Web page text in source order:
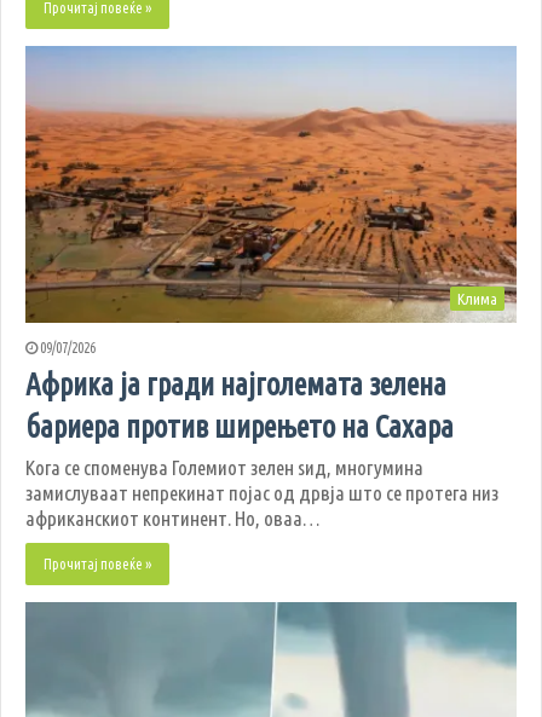
Прочитај повеќе »
Клима
09/07/2026
Африка ја гради најголемата зелена
бариера против ширењето на Сахара
Кога се споменува Големиот зелен ѕид, многумина
замислуваат непрекинат појас од дрвја што се протега низ
африканскиот континент. Но, оваа…
Прочитај повеќе »